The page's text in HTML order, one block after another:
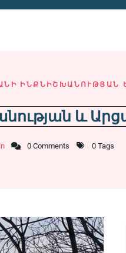
ԻՆՔՆԻՇԽԱՆՈՒԹՅԱՆ
և
0 Comments 0 Tags